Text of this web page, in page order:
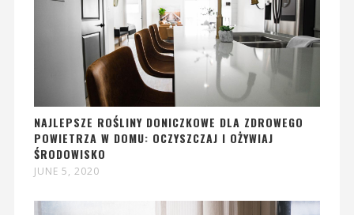
NAJLEPSZE ROŚLINY DONICZKOWE DLA ZDROWEGO
POWIETRZA W DOMU: OCZYSZCZAJ I OŻYWIAJ
ŚRODOWISKO
JUNE 5, 2020